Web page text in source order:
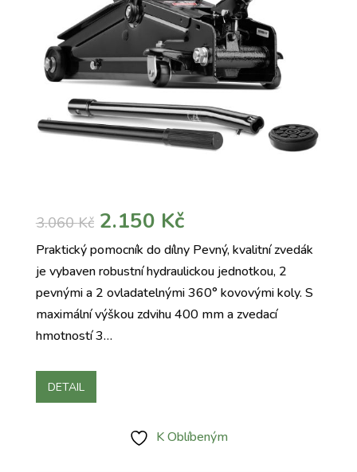
3.060Kč Původní
cena
byla:
3.060 Kč.
2.150 KčAktuální
cena
je:
2.150 Kč.
Praktický pomocník do dílny Pevný, kvalitní zvedák
je vybaven robustní hydraulickou jednotkou, 2
pevnými a 2 ovladatelnými 360° kovovými koly. S
maximální výškou zdvihu 400 mm a zvedací
hmotností 3…
DETAIL
K Oblíbeným